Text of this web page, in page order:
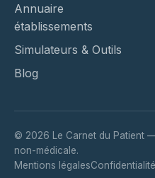
Annuaire
établissements
Simulateurs & Outils
Blog
© 2026 Le Carnet du Patient
non-médicale.
Mentions légalesConfidentialité